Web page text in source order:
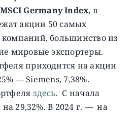
MSCI Germany Index, в
акции 50 самых
большинство из
мировые экспортеры.
приходится на акции
— Siemens, 7,38%.
здесь. C начала
29,32%. В 2024 г. — на